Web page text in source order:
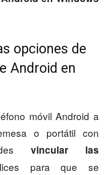
opciones de
Android en
móvil Android a
o portátil con
vincular las
para que se